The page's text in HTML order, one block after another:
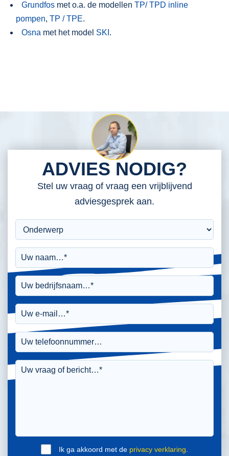
Grundfos met o.a. de modellen TP/ TPD inline
pompen, TP / TPE.
Osna met het model SKI .
ADVIES NODIG?
Stel uw vraag of vraag een vrijblijvend
adviesgesprek aan.
Ik ga akkoord met de privacy verklaring